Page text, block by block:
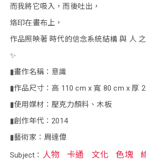
而我將它吸入，而後吐出，
烙印在畫布上，
作品照映著 時代的信念系統結構 與 人
✨
▮畫作名稱：意識
▮作品尺寸：高 110 cm x 寬 80 cm x 厚
▮使用媒材：壓克力顏料、木板
▮創作年代：2014
▮藝術家：周達偉
Subject： 人物 卡通 文化 色塊